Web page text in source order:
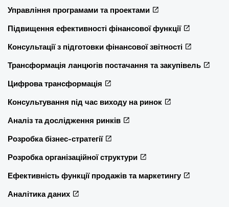
Управління програмами та проектами
Підвищення ефективності фінансової функції
Консультації з підготовки фінансової звітності
Трансформація ланцюгів постачання та закупівель
Цифрова трансформація
Консультування під час виходу на ринок
Аналіз та дослідження ринків
Розробка бізнес-стратегії
Розробка організаційної структури
Ефективність функції продажів та маркетингу
Аналітика даних